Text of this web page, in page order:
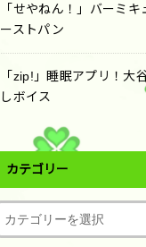
「せやねん！」バーミ
ーストパン
「zip!」睡眠アプリ！大
しボイス
カテゴリー